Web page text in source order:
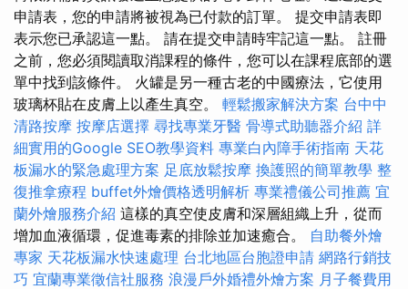
申請表，您的申請將被視為已付款的訂單。 提交申請表即
表示您已承認這一點。 請在提交申請時牢記這一點。 註冊
之前，您必須閱讀取消課程的條件，您可以在課程底部的選
單中找到該條件。 火罐是另一種古老的中國療法，它使用
玻璃杯貼在皮膚上以產生真空。 輕鬆搬家解決方案 台中中
清路按摩 按摩店選擇 尋找專業牙醫 骨導式助聽器介紹 詳
細實用的Google SEO教學資料 專業白內障手術指南 天花
板漏水的緊急處理方案 足底放鬆按摩 換護照的簡單教學 整
復推拿療程 buffet外燴價格透明解析 專業禮儀公司推薦 宜
蘭外燴服務介紹 這樣的真空使皮膚和深層組織上升，從而
增加血液循環，促進毒素的排除並加速癒合。 自助餐外燴
專家 天花板漏水快速處理 台北地區台胞證申請 網路行銷技
巧 宜蘭專業徵信社服務 浪漫戶外婚禮外燴方案 月子餐費用